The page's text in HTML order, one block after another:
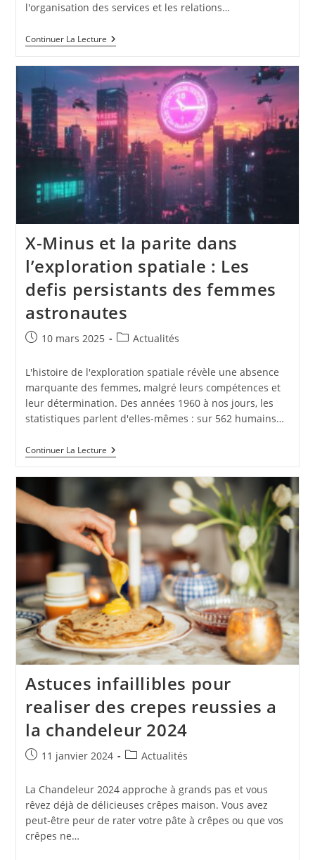
l'organisation des services et les relations…
Continuer La LectureL’evolution
Des
Tertiaire
Dans
L’assurance
Digitale
X-Minus et la parite dans
l’exploration spatiale : Les
defis persistants des femmes
astronautes
Publication
10 mars 2025
PostActualités
L'histoire de l'exploration spatiale révèle une absence
marquante des femmes, malgré leurs compétences et
leur détermination. Des années 1960 à nos jours, les
statistiques parlent d'elles-mêmes : sur 562 humains…
Continuer La LectureX-
Minus
Parite
Dans
L’exploration
Spatiale
:
Les
Defis
Persistants
Des
Femmes
Astronautes
Astuces infaillibles pour
realiser des crepes reussies a
la chandeleur 2024
Publication
11 janvier 2024
PostActualités
La Chandeleur 2024 approche à grands pas et vous
rêvez déjà de délicieuses crêpes maison. Vous avez
peut-être peur de rater votre pâte à crêpes ou que vos
crêpes ne…